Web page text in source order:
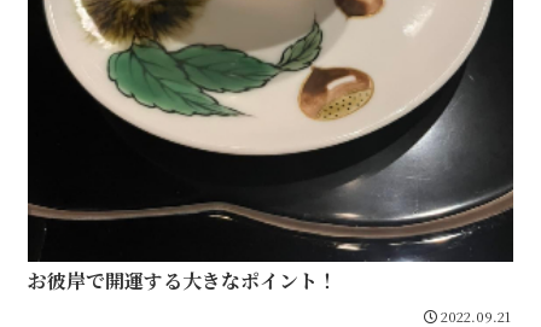
お彼岸で開運する大きなポイント！
2022.09.21